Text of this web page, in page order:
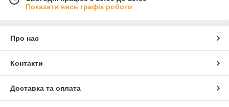
Показати весь графік роботи
Про нас
Контакти
Доставка та оплата